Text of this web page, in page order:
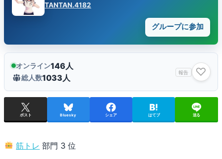
TANTAN.4182
グループに参加
オンライン146人
総人数1033人
報告 ♡
ポスト Bluesky シェア はてブ 送る
筋トレ 部門 3 位